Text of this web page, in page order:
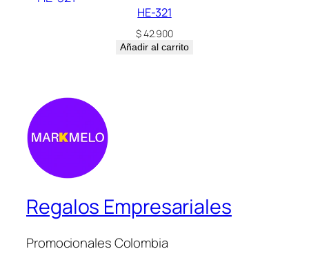
HE-321
$42.900
Añadir al carrito
Regalos Empresariales
Promocionales Colombia